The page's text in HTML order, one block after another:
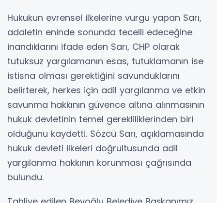
Hukukun evrensel ilkelerine vurgu yapan Sarı,
adaletin eninde sonunda tecelli edeceğine
inandıklarını ifade eden Sarı, CHP olarak
tutuksuz yargılamanın esas, tutuklamanın ise
istisna olması gerektiğini savunduklarını
belirterek, herkes için adil yargılanma ve etkin
savunma hakkının güvence altına alınmasının
hukuk devletinin temel gerekliliklerinden biri
olduğunu kaydetti. Sözcü Sarı, açıklamasında
hukuk devleti ilkeleri doğrultusunda adil
yargılanma hakkının korunması çağrısında
bulundu.